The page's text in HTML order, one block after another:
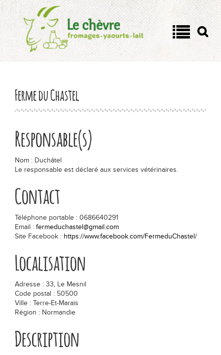
On a tous un côté chèvre !
?
Les fromages
Yaourts et lait de chèvre
Tout savoir
Les actualités
Chiffres clés
Formes & origines
La fabrication en 5 étapes
Les régions de production
Ferme du Chastel
Responsable(s)
Nom : Duchâtel
Le responsable est déclaré aux services vétérinaires.
Contact
Téléphone portable : 0686640291
Email : fermeduchastel@gmail.com
Site Facebook : https://www.facebook.com/FermeduChastel/
Localisation
Adresse : 33, Le Mesnil
Code postal : 50500
Ville : Terre-Et-Marais
Région : Normandie
Description
Panneau de gestion des cookies